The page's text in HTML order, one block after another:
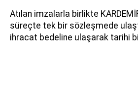
Atılan imzalarla birlikte
süreçte tek bir sözleşmede
ihracat bedeline ulaşarak tarihi